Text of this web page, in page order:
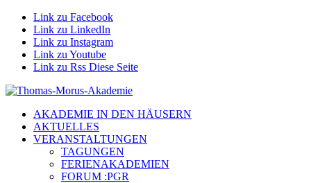
Link zu Facebook
Link zu LinkedIn
Link zu Instagram
Link zu Youtube
Link zu Rss Diese Seite
AKADEMIE IN DEN HÄUSERN
AKTUELLES
VERANSTALTUNGEN
TAGUNGEN
FERIENAKADEMIEN
FORUM :PGR